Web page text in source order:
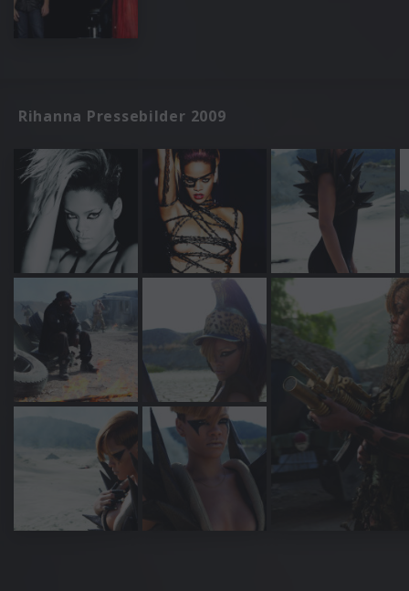
Rihanna Pressebilder 2009